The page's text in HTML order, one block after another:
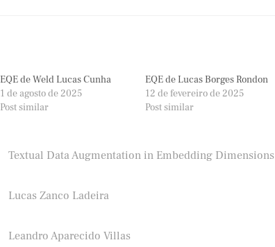
EQE de Weld Lucas Cunha
1 de agosto de 2025
Post similar
EQE de Lucas Borges Rondon
12 de fevereiro de 2025
Post similar
Textual Data Augmentation in Embedding Dimensions
Lucas Zanco Ladeira
Leandro Aparecido Villas